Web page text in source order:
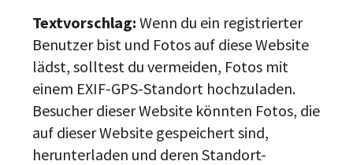
Textvorschlag:Wenn du ein registrierter
Benutzer bist und Fotos auf diese Website
lädst, solltest du vermeiden, Fotos mit
einem EXIF-GPS-Standort hochzuladen.
Besucher dieser Website könnten Fotos, die
auf dieser Website gespeichert sind,
herunterladen und deren Standort-